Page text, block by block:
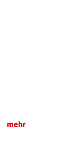
mehr